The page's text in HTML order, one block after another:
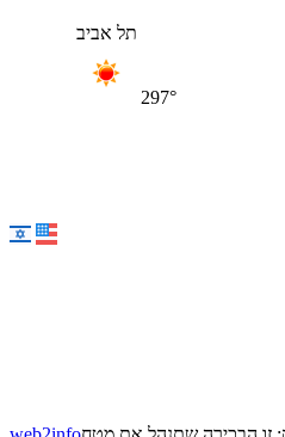
תל אביב
297°